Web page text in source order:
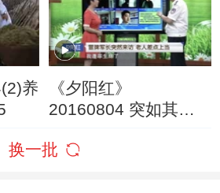
养
《夕阳红》
20160804 突如其来
换一批